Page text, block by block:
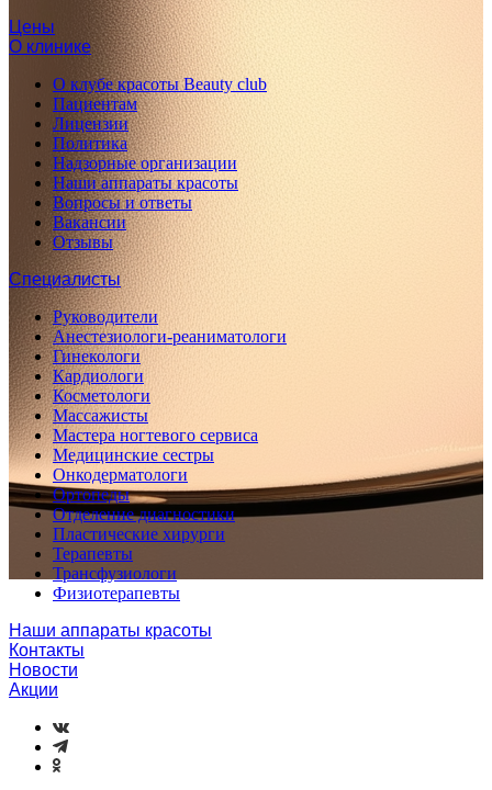
Цены
О клинике
О клубе красоты Beauty club
Пациентам
Лицензии
Политика
Надзорные организации
Наши аппараты красоты
Вопросы и ответы
Вакансии
Отзывы
Специалисты
Руководители
Анестезиологи-реаниматологи
Гинекологи
Кардиологи
Косметологи
Массажисты
Мастера ногтевого сервиса
Медицинские сестры
Онкодерматологи
Ортопеды
Отделение диагностики
Пластические хирурги
Терапевты
Трансфузиологи
Физиотерапевты
Наши аппараты красоты
Контакты
Новости
Акции